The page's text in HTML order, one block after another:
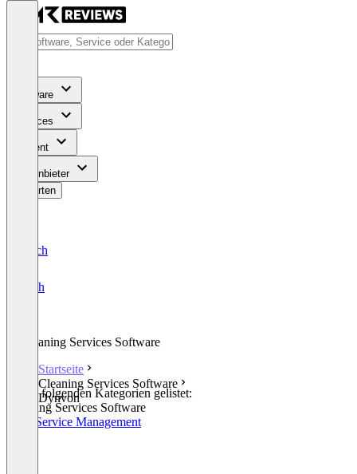
Software
Services
Content
Für Anbieter
Bewerten
Deutsch
English
Cleaning Services Software
Startseite
Cleaning Services Software
Dynvon
In den folgenden Kategorien gelistet:
Cleaning Services Software
Field Service Management